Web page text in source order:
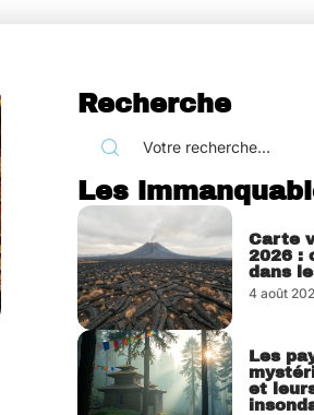
Recherche
Les
Carte
2026 :
dans
4 août
Les
et